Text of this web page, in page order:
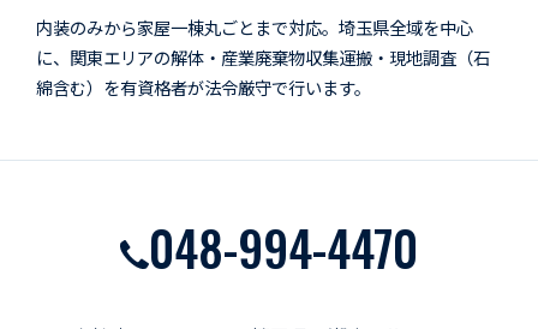
内装のみから家屋一棟丸ごとまで対応。埼玉県全域を中心
に、関東エリアの解体・産業廃棄物収集運搬・現地調査（石
綿含む）を有資格者が法令厳守で行います。
048-994-4470